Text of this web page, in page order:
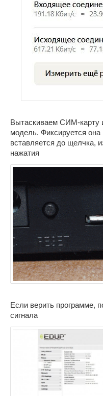
Вытаскиваем СИМ-карту
модель. Фиксируется
вставляется до щелчка,
нажатия
Если верить программе,
сигнала